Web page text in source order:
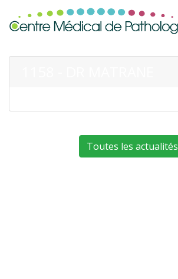
Toutes les actualités